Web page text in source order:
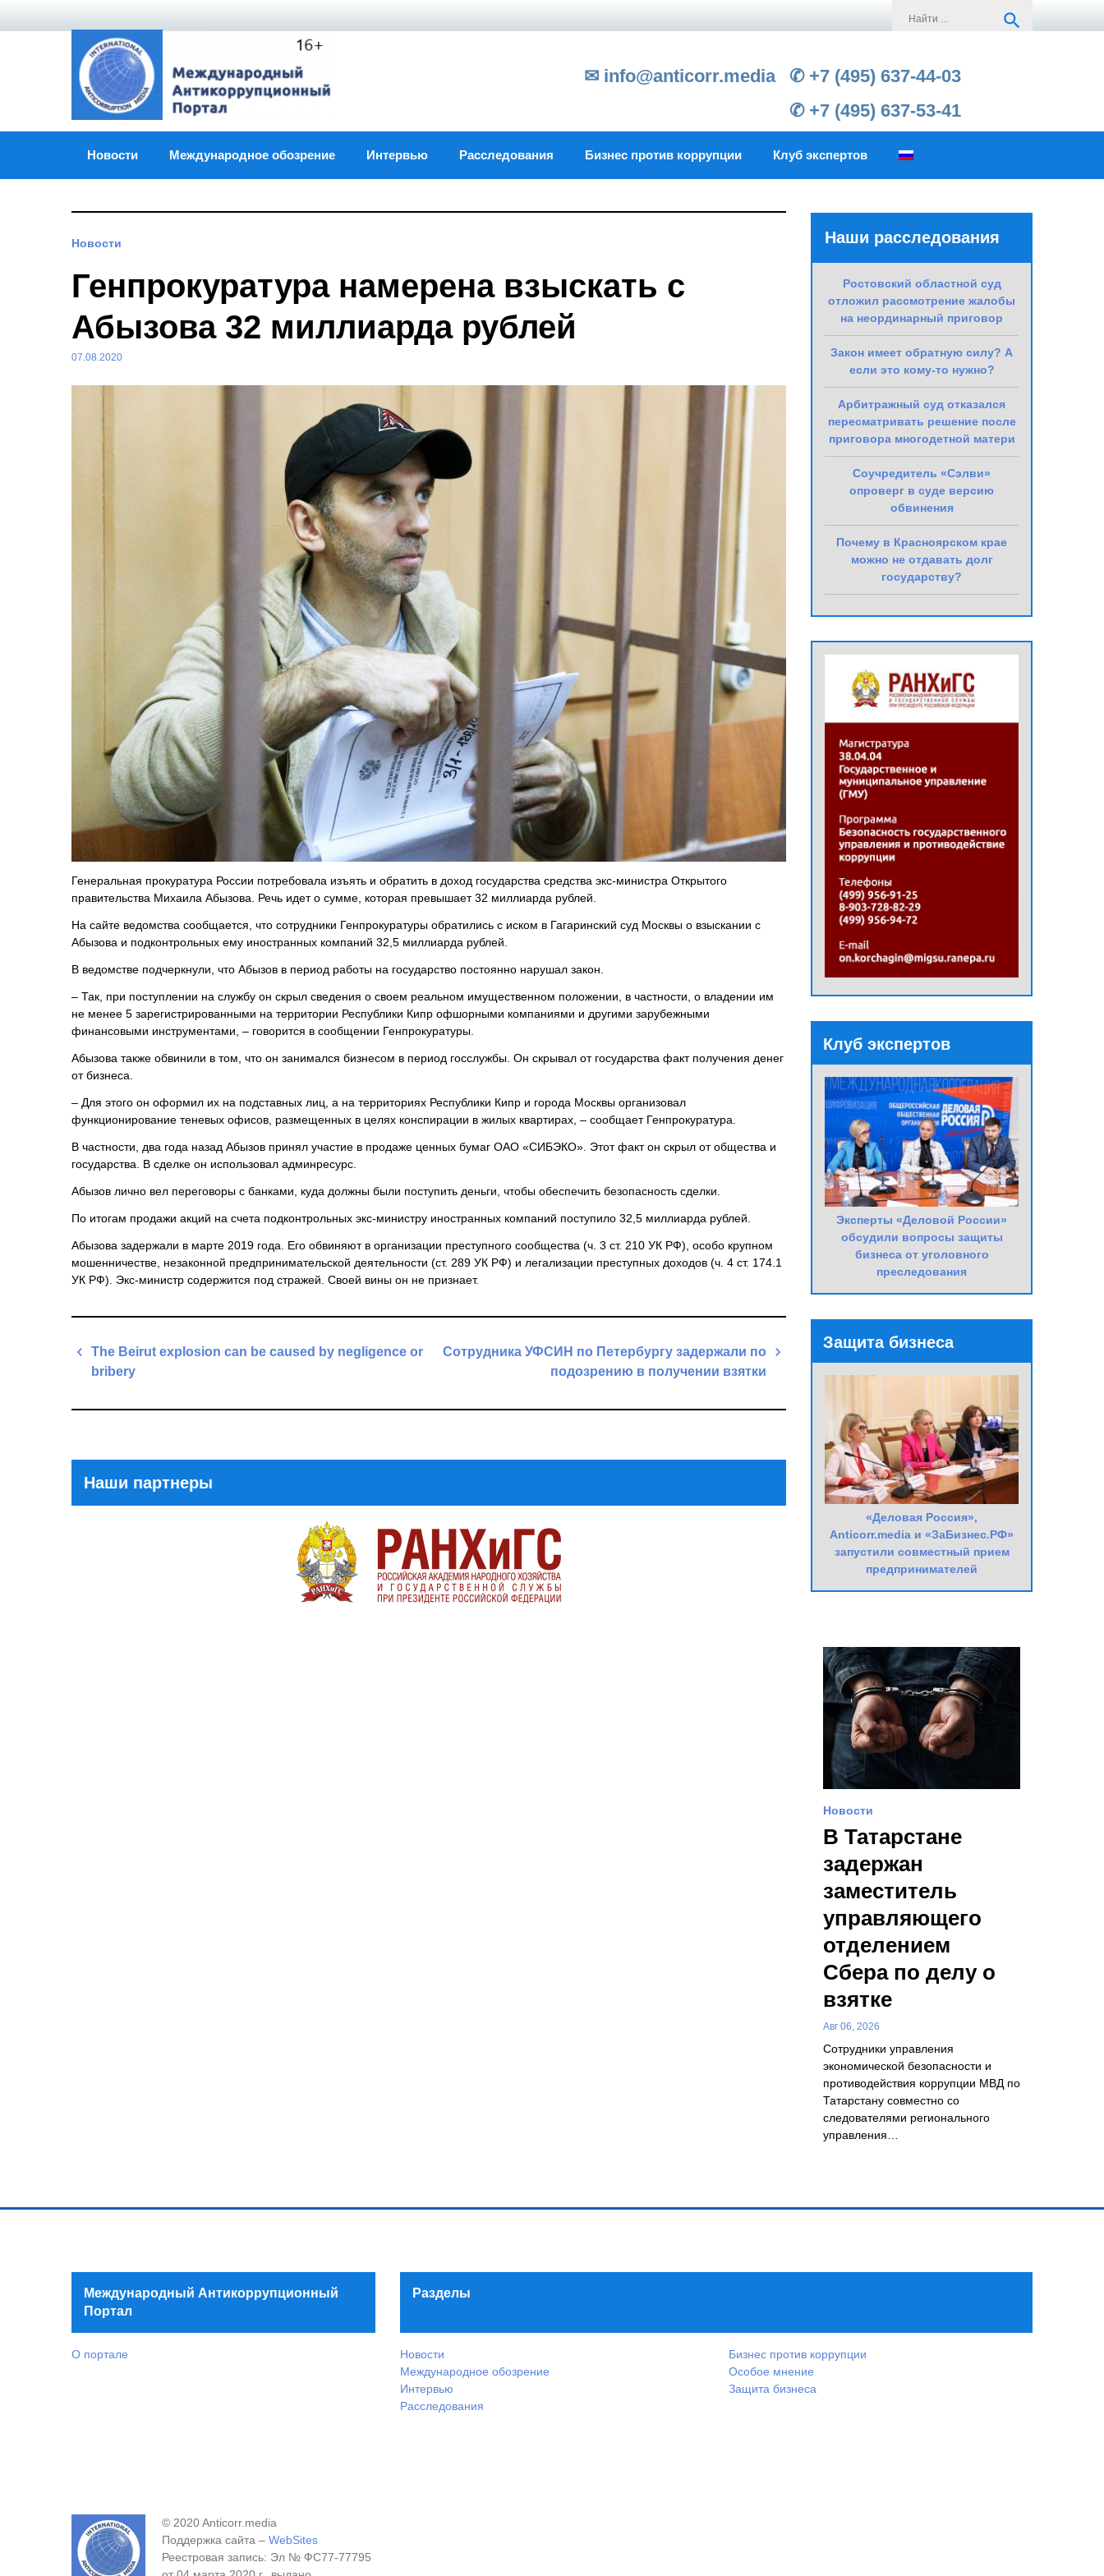
search
✉ info@anticorr.media
✆ +7 (495) 637-44-03
✆ +7 (495) 637-53-41
Новости Международное обозрение Интервью Расследования Бизнес против коррупции Клуб экспертов
Новости
Генпрокуратура намерена взыскать с
Абызова 32 миллиарда рублей
07.08.2020
Генеральная прокуратура России потребовала изъять и обратить в доход государства средства экс-министра Открытого
правительства Михаила Абызова. Речь идет о сумме, которая превышает 32 миллиарда рублей.
На сайте ведомства сообщается, что сотрудники Генпрокуратуры обратились с иском в Гагаринский суд Москвы о взыскании с
Абызова и подконтрольных ему иностранных компаний 32,5 миллиарда рублей.
В ведомстве подчеркнули, что Абызов в период работы на государство постоянно нарушал закон.
– Так, при поступлении на службу он скрыл сведения о своем реальном имущественном положении, в частности, о владении им
не менее 5 зарегистрированными на территории Республики Кипр офшорными компаниями и другими зарубежными
финансовыми инструментами, – говорится в сообщении Генпрокуратуры.
Абызова также обвинили в том, что он занимался бизнесом в период госслужбы. Он скрывал от государства факт получения денег
от бизнеса.
– Для этого он оформил их на подставных лиц, а на территориях Республики Кипр и города Москвы организовал
функционирование теневых офисов, размещенных в целях конспирации в жилых квартирах, – сообщает Генпрокуратура.
В частности, два года назад Абызов принял участие в продаже ценных бумаг ОАО «СИБЭКО». Этот факт он скрыл от общества и
государства. В сделке он использовал админресурс.
Абызов лично вел переговоры с банками, куда должны были поступить деньги, чтобы обеспечить безопасность сделки.
По итогам продажи акций на счета подконтрольных экс-министру иностранных компаний поступило 32,5 миллиарда рублей.
Абызова задержали в марте 2019 года. Его обвиняют в организации преступного сообщества (ч. 3 ст. 210 УК РФ), особо крупном
мошенничестве, незаконной предпринимательской деятельности (ст. 289 УК РФ) и легализации преступных доходов (ч. 4 ст. 174.1
УК РФ). Экс-министр содержится под стражей. Своей вины он не признает.
Навигация
по
The Beirut explosion can be caused by negligence or
bribery
Сотрудника УФСИН по Петербургу задержали по
подозрению в получении взятки
Наши партнеры
Наши расследования
Ростовский областной суд
отложил рассмотрение жалобы
на неординарный приговор
Закон имеет обратную силу? А
если это кому-то нужно?
Арбитражный суд отказался
пересматривать решение после
приговора многодетной матери
Соучредитель «Сэлви»
опроверг в суде версию
обвинения
Почему в Красноярском крае
можно не отдавать долг
государству?
Клуб экспертов
Эксперты «Деловой России»
обсудили вопросы защиты
бизнеса от уголовного
преследования
Защита бизнеса
«Деловая Россия»,
Anticorr.media и «ЗаБизнес.РФ»
запустили совместный прием
предпринимателей
Новости
В Татарстане
задержан
заместитель
управляющего
отделением
Сбера по делу о
взятке
Авг 06, 2026
Сотрудники управления
экономической безопасности и
противодействия коррупции МВД по
Татарстану совместно со
следователями регионального
управления…
Международный Антикоррупционный
Портал
О портале
Разделы
Новости
Международное обозрение
Интервью
Расследования
Бизнес против коррупции
Особое мнение
Защита бизнеса
© 2020 Anticorr.media
Поддержка сайта – WebSites
Реестровая запись: Эл № ФС77-77795